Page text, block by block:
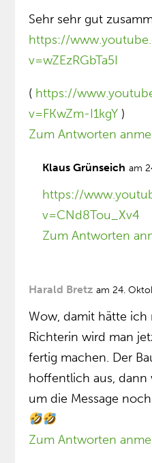
Sehr sehr gut
https://
v=wZEzRGbTa5I
( https://
v=FKwZm-I1kgY )
Zum Antworten
Klaus Grünseich am
https://
v=CNd8Tou_Xv4
Zum Antworten
Harald Bretz am 24.
Wow, damit hätte
Richterin wird man
fertig machen. Der
hoffentlich aus, dann
um die Message
Zum Antworten